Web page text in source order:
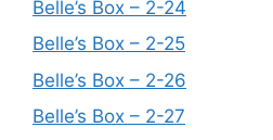
Belle’s Box – 2-24
Belle’s Box – 2-25
Belle’s Box – 2-26
Belle’s Box – 2-27